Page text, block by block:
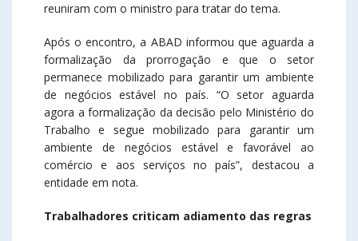
reuniram com o ministro para tratar do tema.
Após o encontro, a ABAD informou que aguarda a
formalização da prorrogação e que o setor
permanece mobilizado para garantir um ambiente
de negócios estável no país. “O setor aguarda
agora a formalização da decisão pelo Ministério do
Trabalho e segue mobilizado para garantir um
ambiente de negócios estável e favorável ao
comércio e aos serviços no país”, destacou a
entidade em nota.
Trabalhadores criticam adiamento das regras